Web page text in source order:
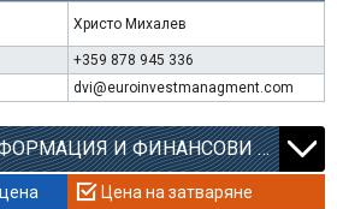
Христо Михалев
+359 878 945 336
dvi@euroinvestmanagment.com
ИСТОРИЧЕСКА ИНФОРМАЦИЯ И ФИНАНСОВИ КОЕФИЦИЕНТИ
Цена на затваряне